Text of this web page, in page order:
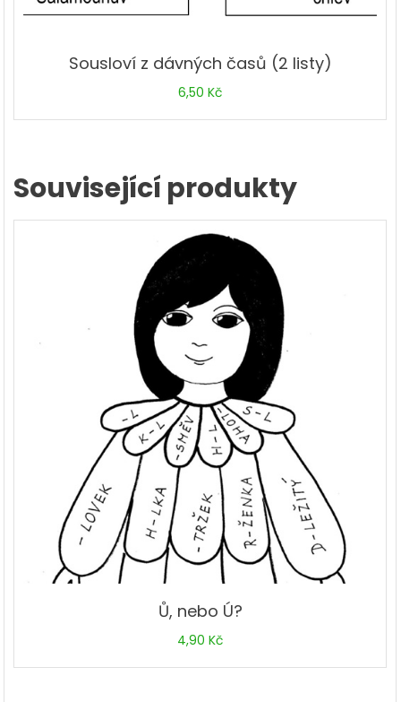
Sousloví z dávných časů (2 listy)
6,50 Kč
Související produkty
Ů, nebo Ú?
4,90 Kč